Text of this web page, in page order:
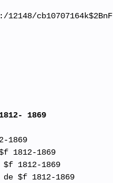
cb10707164k$2BnF
1869
1869
1812-1869
1812-1869
$f 1812-1869